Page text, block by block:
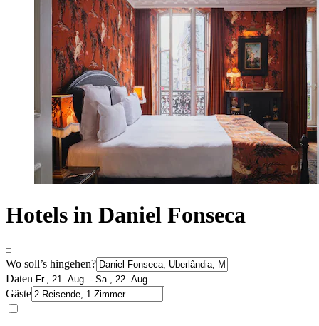
Hotels in Daniel Fonseca
Wo soll’s hingehen?
Daten
Gäste